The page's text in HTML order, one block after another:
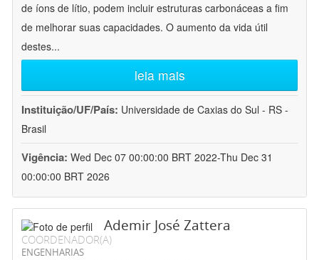
de íons de lítio, podem incluir estruturas carbonáceas a fim
de melhorar suas capacidades. O aumento da vida útil
destes...
leia mais
Instituição/UF/País: Universidade de Caxias do Sul - RS -
Brasil
Vigência: Wed Dec 07 00:00:00 BRT 2022-Thu Dec 31
00:00:00 BRT 2026
Ademir José Zattera
COORDENADOR(A)
ENGENHARIAS